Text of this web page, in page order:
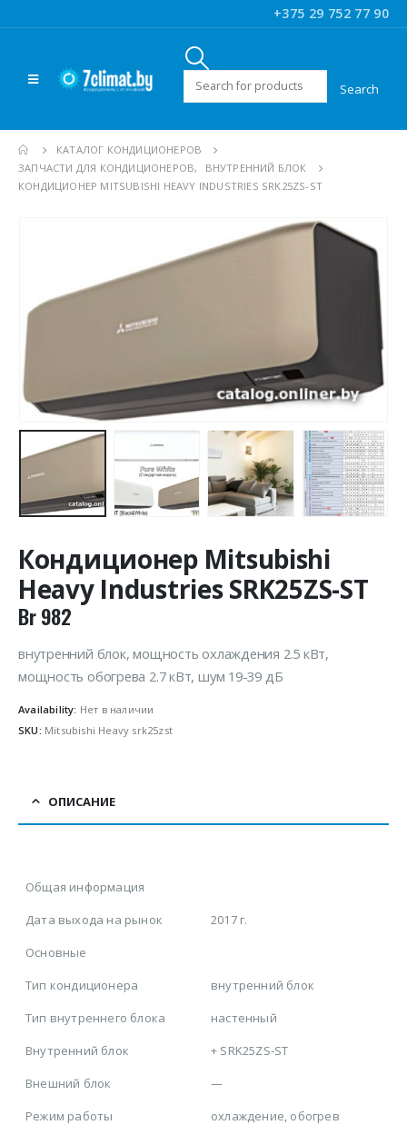
+375 29 752 77 90
Искать:
КАТАЛОГ КОНДИЦИОНЕРОВ
ЗАПЧАСТИ ДЛЯ КОНДИЦИОНЕРОВ,
ВНУТРЕННИЙ БЛОК
КОНДИЦИОНЕР MITSUBISHI HEAVY INDUSTRIES SRK25ZS-ST
Кондиционер Mitsubishi
Heavy Industries SRK25ZS-ST
Br982
внутренний блок, мощность охлаждения 2.5 кВт,
мощность обогрева 2.7 кВт, шум 19-39 дБ
Availability: Нет в наличии
SKU: Mitsubishi Heavy srk25zst
ОПИСАНИЕ
Общая информация
Дата выхода на рынок
2017 г.
Основные
Тип кондиционера
внутренний блок
Тип внутреннего блока
настенный
Внутренний блок
+ SRK25ZS-ST
Внешний блок
—
Режим работы
охлаждение, обогрев